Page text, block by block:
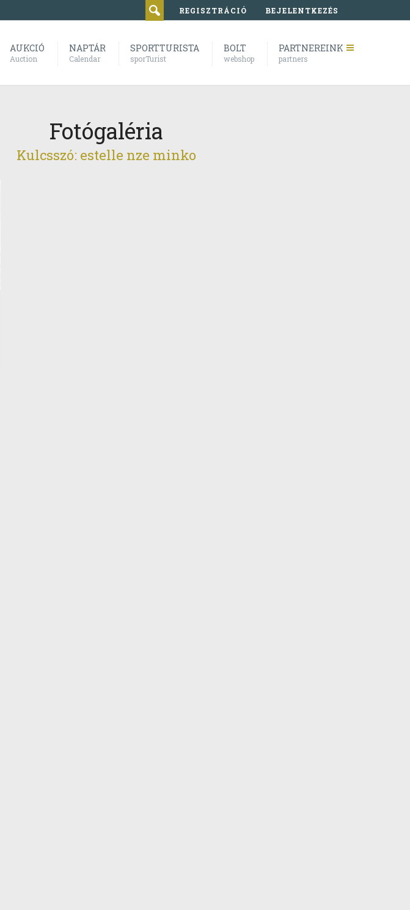
REGISZTRÁCIÓ BEJELENTKEZÉS
AUKCIÓ
Auction
NAPTÁR
Calendar
SPORTTURISTA
sporTurist
BOLT
webshop
PARTNEREINK
partners
Fotógaléria
Kulcsszó: estelle nze minko